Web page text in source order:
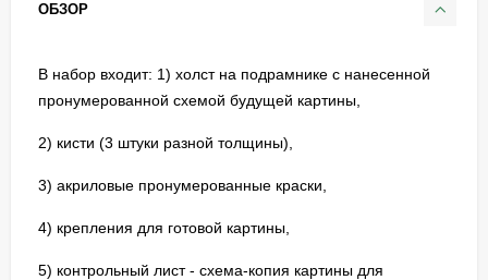
ОБЗОР
В набор входит: 1) холст на подрамнике с нанесенной
пронумерованной схемой будущей картины,
2) кисти (3 штуки разной толщины),
3) акриловые пронумерованные краски,
4) крепления для готовой картины,
5) контрольный лист - схема-копия картины для